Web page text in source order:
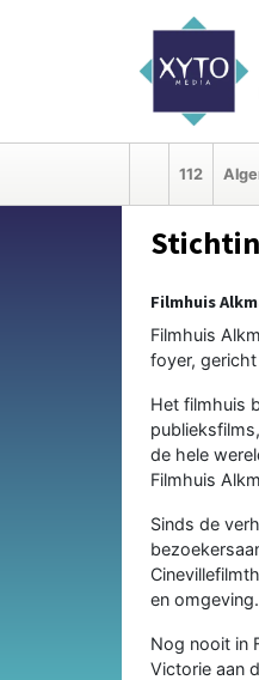
112
Filmhuis
Filmhuis
foyer,
Het filmhuis
de hele
Filmhuis
Sinds de
en omgeving.
Nog nooit in
Victorie aan